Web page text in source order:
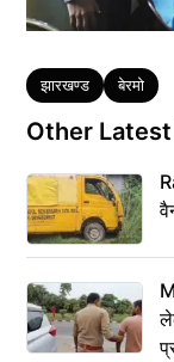
Tags
झारखण्ड बेरमो
Other